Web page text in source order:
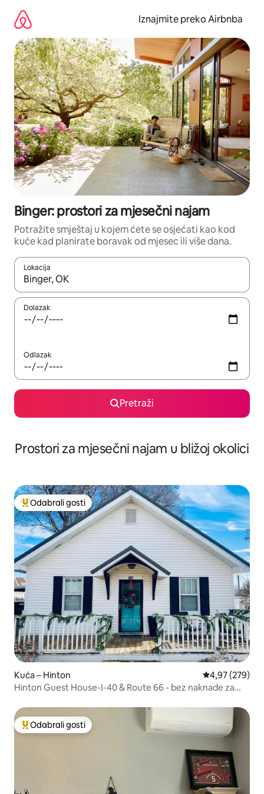
sadržaj
Iznajmite preko Airbnba
Binger: prostori za mjesečni najam
Potražite smještaj u kojem ćete se osjećati kao kod
kuće kad planirate boravak od mjesec ili više dana.
Lokacija
Kada budu dostupni rezultati, moći ćete ih pregledati
Dolazak
Odlazak
Pretraži
Prostori za mjesečni najam u bližoj okolici
Među najviše rangiranima s oznakom „Odabrali gosti”
Odabrali gosti
Kuća – Hinton Prosječna
4,97 (279)
Hinton Guest House-I-40 & Route 66 - bez naknade za
Među najviše rangiranima s oznakom „Odabrali gosti”
Odabrali gosti